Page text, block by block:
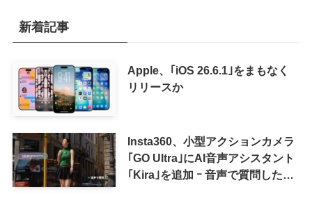
新着記事
Apple、｢iOS 26.6.1｣をまもなく
リリースか
Insta360、小型アクションカメラ
｢GO Ultra｣にAI音声アシスタント
｢Kira｣を追加 ｰ 音声で質問した